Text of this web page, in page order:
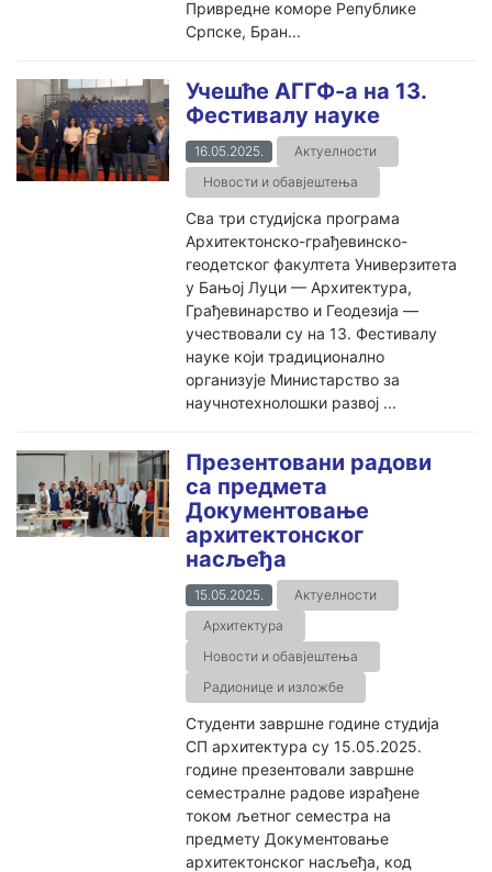
Привредне коморе Републике
Српске, Бран...
Учешће АГГФ-а на 13.
Фестивалу науке
16.05.2025.
Актуелности
Новости и обавјештења
Сва три студијска програма
Архитектонско-грађевинско-
геодетског факултета Универзитета
у Бањoj Луци — Архитектура,
Грађевинарство и Геодезија —
учествовали су на 13. Фестивалу
науке који традиционално
организује Министарство за
научнотехнолошки развој ...
Презентовани радови
са предмета
Документовање
архитектонског
насљеђа
15.05.2025.
Актуелности
Архитектура
Новости и обавјештења
Радионице и изложбе
Студенти завршне године студија
СП архитектура су 15.05.2025.
године презентовали завршне
семестралне радове израђене
током љетног семестра на
предмету Документовање
архитектонског насљеђа, код